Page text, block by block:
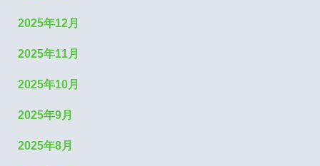
2025年12月
2025年11月
2025年10月
2025年9月
2025年8月